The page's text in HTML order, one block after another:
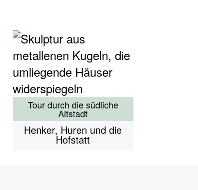
Tour durch die südliche
Altstadt
Henker, Huren und die
Hofstatt